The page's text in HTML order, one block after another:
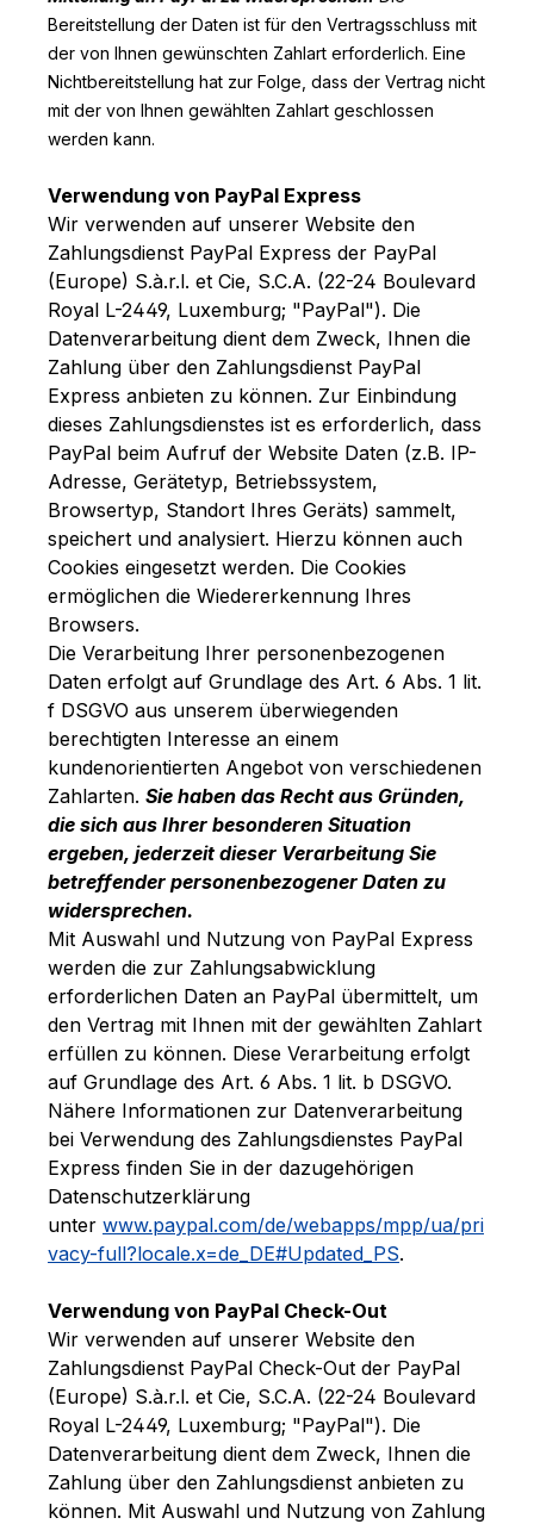
Bereitstellung der Daten ist für den Vertragsschluss mit
der von Ihnen gewünschten Zahlart erforderlich. Eine
Nichtbereitstellung hat zur Folge, dass der Vertrag nicht
mit der von Ihnen gewählten Zahlart geschlossen
werden kann.
Verwendung von PayPal Express
Wir verwenden auf unserer Website den
Zahlungsdienst PayPal Express der PayPal
(Europe) S.à.r.l. et Cie, S.C.A. (22-24 Boulevard
Royal L-2449, Luxemburg; "PayPal"). Die
Datenverarbeitung dient dem Zweck, Ihnen die
Zahlung über den Zahlungsdienst PayPal
Express anbieten zu können. Zur Einbindung
dieses Zahlungsdienstes ist es erforderlich, dass
PayPal beim Aufruf der Website Daten (z.B. IP-
Adresse, Gerätetyp, Betriebssystem,
Browsertyp, Standort Ihres Geräts) sammelt,
speichert und analysiert. Hierzu können auch
Cookies eingesetzt werden. Die Cookies
ermöglichen die Wiedererkennung Ihres
Browsers.
Die Verarbeitung Ihrer personenbezogenen
Daten erfolgt auf Grundlage des Art. 6 Abs. 1 lit.
f DSGVO aus unserem überwiegenden
berechtigten Interesse an einem
kundenorientierten Angebot von verschiedenen
Zahlarten. Sie haben das Recht aus Gründen,
die sich aus Ihrer besonderen Situation
ergeben, jederzeit dieser Verarbeitung Sie
betreffender personenbezogener Daten zu
widersprechen.
Mit Auswahl und Nutzung von PayPal Express
werden die zur Zahlungsabwicklung
erforderlichen Daten an PayPal übermittelt, um
den Vertrag mit Ihnen mit der gewählten Zahlart
erfüllen zu können. Diese Verarbeitung erfolgt
auf Grundlage des Art. 6 Abs. 1 lit. b DSGVO.
Nähere Informationen zur Datenverarbeitung
bei Verwendung des Zahlungsdienstes PayPal
Express finden Sie in der dazugehörigen
Datenschutzerklärung
unter www.paypal.com/de/webapps/mpp/ua/pri
vacy-full?locale.x=de_DE#Updated_PS.
Verwendung von PayPal Check-Out
Wir verwenden auf unserer Website den
Zahlungsdienst PayPal Check-Out der PayPal
(Europe) S.à.r.l. et Cie, S.C.A. (22-24 Boulevard
Royal L-2449, Luxemburg; "PayPal"). Die
Datenverarbeitung dient dem Zweck, Ihnen die
Zahlung über den Zahlungsdienst anbieten zu
können. Mit Auswahl und Nutzung von Zahlung